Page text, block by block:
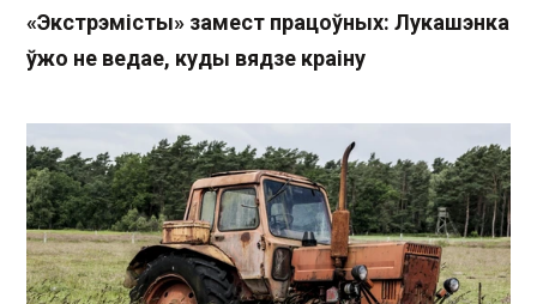
«Экстрэмісты» замест працоўных: Лукашэнка
ўжо не ведае, куды вядзе краіну